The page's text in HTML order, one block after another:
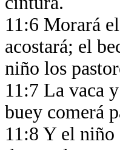
11:6 Morará
acostará; el
niño los
11:7 La vaca
buey comerá
11:8 Y el niño